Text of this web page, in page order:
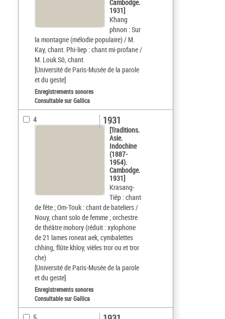
Cambodge.
1931]
Khang
phnon : Sur
la montagne (mélodie populaire) / M.
Kay, chant. Phi-liep : chant mi-profane /
M. Louk Sô, chant
[Université de Paris-Musée de la parole
et du geste]
Enregistrements sonores
Consultable sur Gallica
4
[Traditions.
Asie.
Indochine
(1887-
1954).
Cambodge.
1931]
Krasang-
Tiêp : chant
de fête ; Om-Touk : chant de bateliers /
Nouy, chant solo de femme ; orchestre
de théâtre mohory (réduit : xylophone
de 21 lames roneat aek, cymbalettes
chhing, flûte khloy, vièles tror ou et tror
che)
[Université de Paris-Musée de la parole
et du geste]
1931
Enregistrements sonores
Consultable sur Gallica